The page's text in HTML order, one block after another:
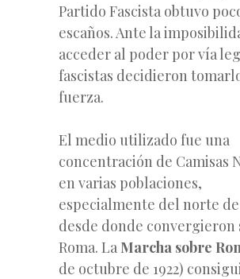
Partido Fascista obtuvo
escaños. Ante la
acceder al poder por vía
fascistas decidieron
fuerza.
El medio utilizado fue una
concentración de Camisas
en varias poblaciones,
especialmente del norte
desde donde convergieron
Roma. La Marcha sobre
de octubre de 1922)